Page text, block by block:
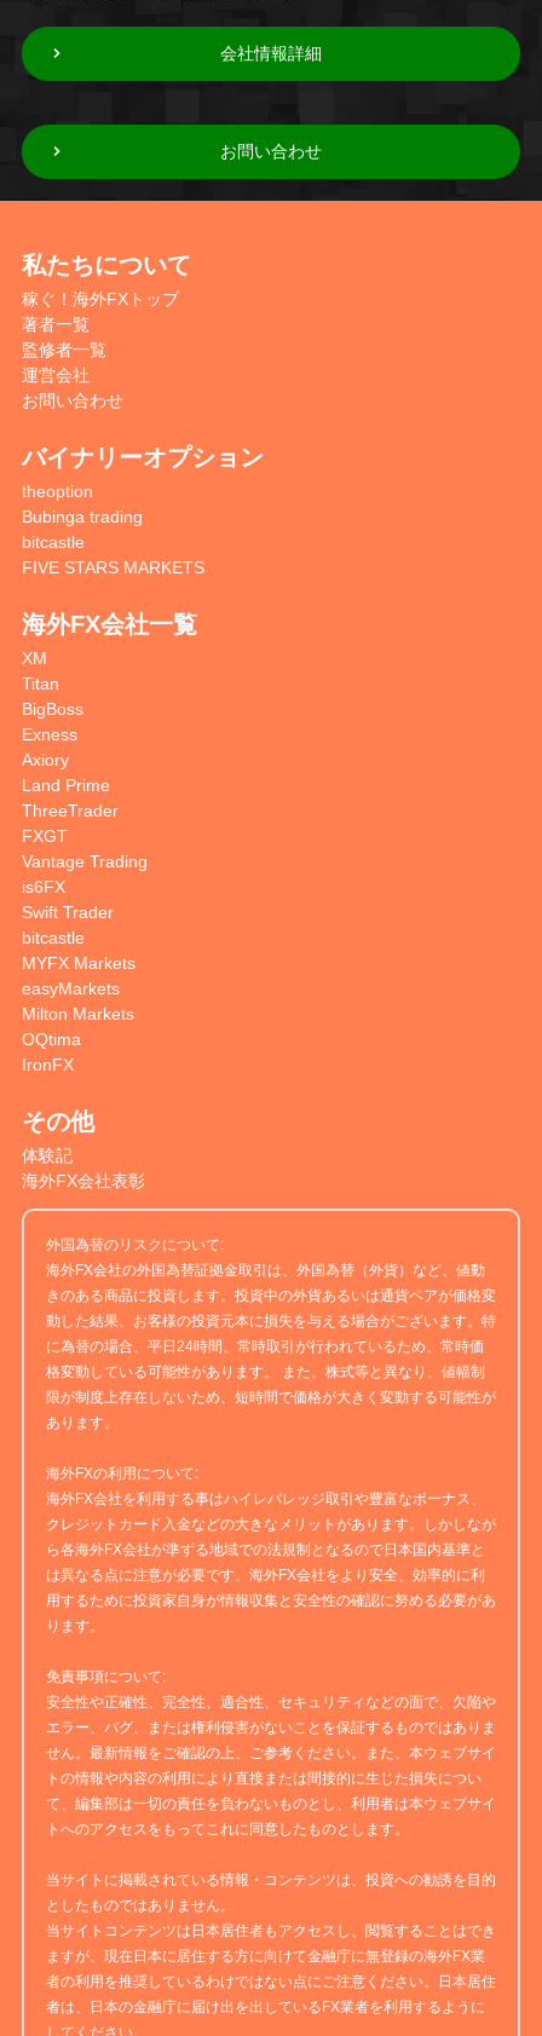
会社情報詳細
お問い合わせ
私たちについて
稼ぐ！海外FXトップ
著者一覧
監修者一覧
運営会社
お問い合わせ
バイナリーオプション
theoption
Bubinga trading
bitcastle
FIVE STARS MARKETS
海外FX会社一覧
XM
Titan
BigBoss
Exness
Axiory
Land Prime
ThreeTrader
FXGT
Vantage Trading
is6FX
Swift Trader
bitcastle
MYFX Markets
easyMarkets
Milton Markets
OQtima
IronFX
その他
体験記
海外FX会社表彰
外国為替のリスクについて:
海外FX会社の外国為替証拠金取引は、外国為替（外貨）など、値動
きのある商品に投資します。投資中の外貨あるいは通貨ペアが価格変
動した結果、お客様の投資元本に損失を与える場合がございます。特
に為替の場合、平日24時間、常時取引が行われているため、常時価
格変動している可能性があります。 また、株式等と異なり、値幅制
限が制度上存在しないため、短時間で価格が大きく変動する可能性が
あります。
海外FXの利用について:
海外FX会社を利用する事はハイレバレッジ取引や豊富なボーナス、
クレジットカード入金などの大きなメリットがあります。しかしなが
ら各海外FX会社が準ずる地域での法規制となるので日本国内基準と
は異なる点に注意が必要です。海外FX会社をより安全、効率的に利
用するために投資家自身が情報収集と安全性の確認に努める必要があ
ります。
免責事項について:
安全性や正確性、完全性、適合性、セキュリティなどの面で、欠陥や
エラー、バグ、または権利侵害がないことを保証するものではありま
せん。最新情報をご確認の上、ご参考ください。また、本ウェブサイ
トの情報や内容の利用により直接または間接的に生じた損失につい
て、編集部は一切の責任を負わないものとし、利用者は本ウェブサイ
トへのアクセスをもってこれに同意したものとします。
当サイトに掲載されている情報・コンテンツは、投資への勧誘を目的
としたものではありません。
当サイトコンテンツは日本居住者もアクセスし、閲覧することはでき
ますが、現在日本に居住する方に向けて金融庁に無登録の海外FX業
者の利用を推奨しているわけではない点にご注意ください。日本居住
者は、日本の金融庁に届け出を出しているFX業者を利用するように
してください。